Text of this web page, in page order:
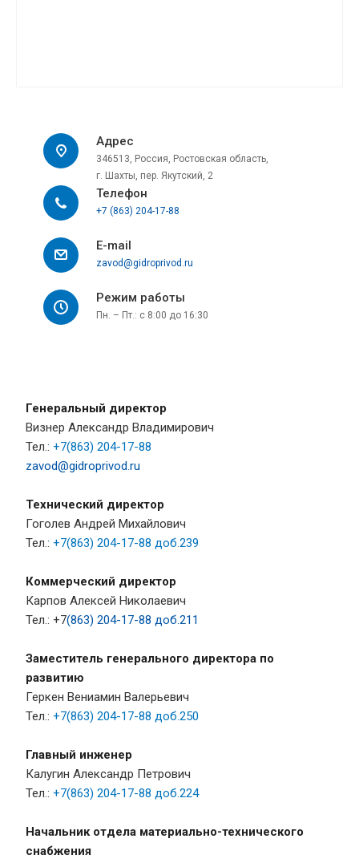
Адрес
346513, Россия, Ростовская область,
г. Шахты, пер. Якутский, 2
Телефон
+7 (863) 204-17-88
E-mail
zavod@gidroprivod.ru
Режим работы
Пн. – Пт.: с 8:00 до 16:30
Генеральный директор
Визнер Александр Владимирович
Тел.: +7(863) 204-17-88
zavod@gidroprivod.ru
Технический директор
Гоголев Андрей Михайлович
Тел.: +7(863) 204-17-88 доб.239
Коммерческий директор
Карпов Алексей Николаевич
Тел.: +7(863) 204-17-88 доб.211
Заместитель генерального директора по
развитию
Геркен Вениамин Валерьевич
Тел.: +7(863) 204-17-88 доб.250
Главный инженер
Калугин Александр Петрович
Тел.: +7(863) 204-17-88 доб.224
Начальник отдела материально-технического
снабжения